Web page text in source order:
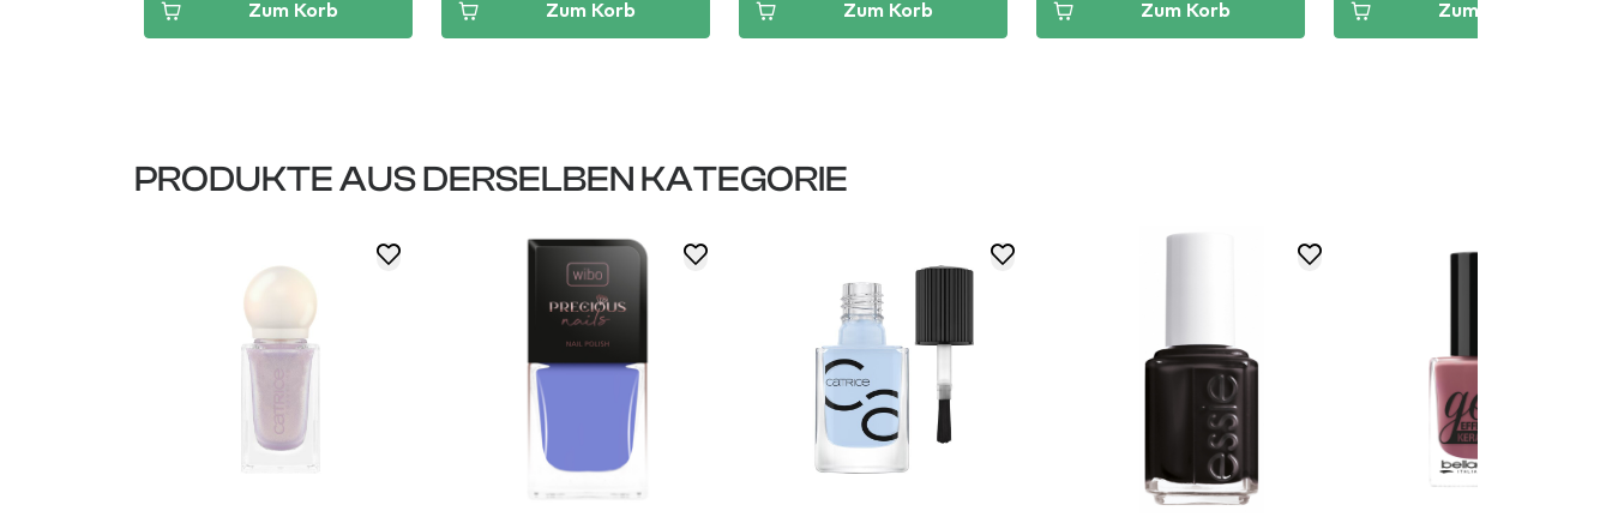
Zum Korb Zum Korb Zum Korb Zum Korb Zum Korb
PRODUKTE AUS DERSELBEN KATEGORIE